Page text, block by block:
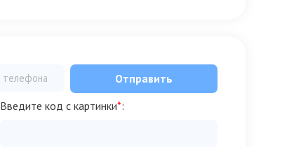
Отправить
Введите код с картинки*: